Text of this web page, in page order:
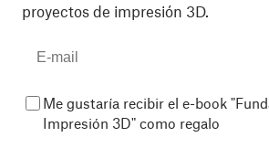
proyectos de impresión 3D.
Me gustaría recibir el e-book
Impresión 3D" como regalo